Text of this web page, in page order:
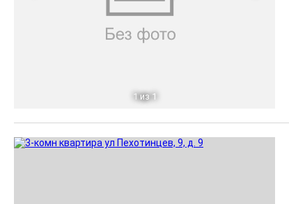
1 из 1